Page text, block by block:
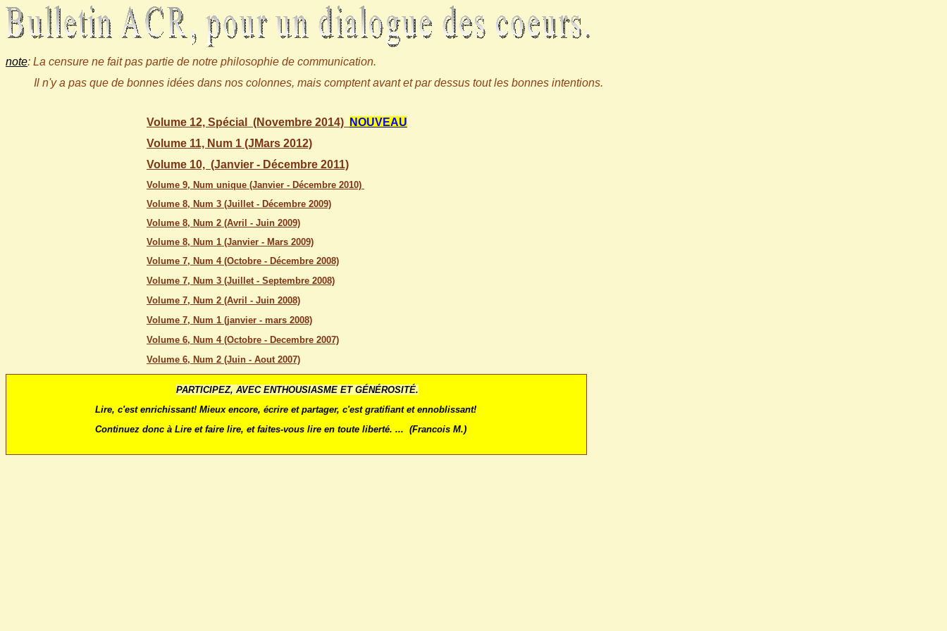
note: La censure ne fait pas partie de notre philosophie de communication.
Il n'y a pas que de bonnes idées dans nos colonnes, mais comptent avant et par dessus tout les bonnes intentions.
Volume 12, Spécial (Novembre 2014)
NOUVEAU
Volume 11, Num 1 (JMars 2012)
Volume 10, (Janvier - Décembre 2011)
Volume 9, Num unique (Janvier - Décembre 2010)
Volume 8, Num 3 (Juillet - Décembre 2009)
Volume 8, Num 2 (Avril - Juin 2009)
Volume 8, Num 1 (Janvier - Mars 2009)
Volume 7, Num 4 (Octobre - Décembre 2008)
Volume 7, Num 3 (Juillet - Septembre 2008)
Volume 7, Num 2 (Avril - Juin 2008)
Volume 7, Num 1 (janvier - mars 2008)
Volume 6, Num 4 (Octobre - Decembre 2007)
Volume 6, Num 2 (Juin - Aout 2007)
PARTICIPEZ, AVEC ENTHOUSIASME ET GÉNÉROSITÉ.
Lire, c'est enrichissant! Mieux encore, écrire et partager, c'est gratifiant et ennoblissant!
Continuez donc à Lire et faire lire, et faites-vous lire en toute liberté. ... (Francois M.)